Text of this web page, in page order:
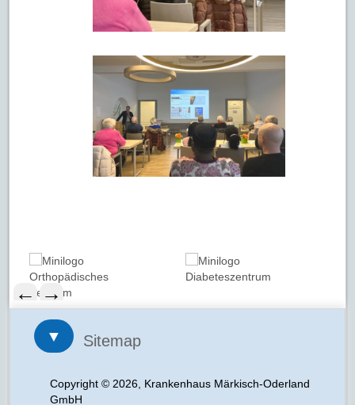
→
←
▼ Sitemap
Copyright © 2026, Krankenhaus Märkisch-Oderland
GmbH